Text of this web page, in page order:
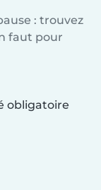
: trouvez
faut pour
obligatoire